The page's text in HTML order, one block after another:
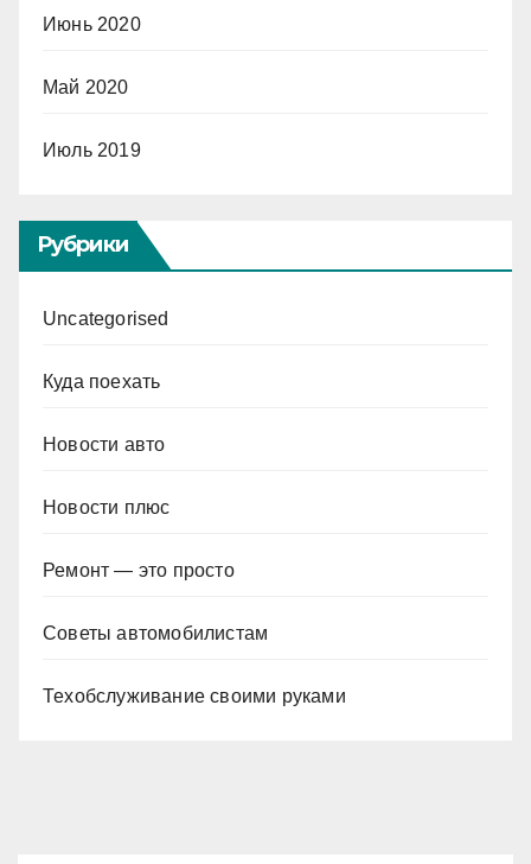
Июнь 2020
Май 2020
Июль 2019
Рубрики
Uncategorised
Куда поехать
Новости авто
Новости плюс
Ремонт — это просто
Советы автомобилистам
Техобслуживание своими руками